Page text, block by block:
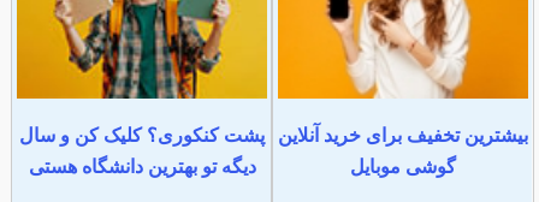
بیشترین تخفیف برای خرید آنلاین
گوشی موبایل
پشت کنکوری؟ کلیک کن و سال
دیگه تو بهترین دانشگاه هستی